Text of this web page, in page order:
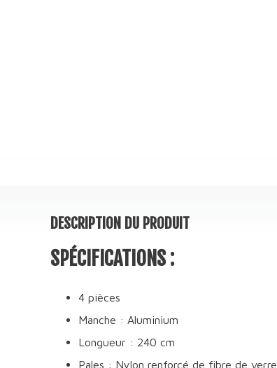
DESCRIPTION DU PRODUIT
SPÉCIFICATIONS :
4 pièces
Manche : Aluminium
Longueur : 240 cm
Pales : Nylon renforcé de fibre de verre